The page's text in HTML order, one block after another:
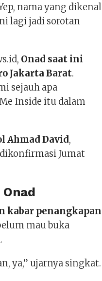
nama yang dikenal
lagi jadi sorotan
Onad saat ini
Jakarta Barat.
sejauh apa
Inside itu dalam
Ahmad David,
Jumat
kabar penangkapan
mau buka
ya,” ujarnya singkat.